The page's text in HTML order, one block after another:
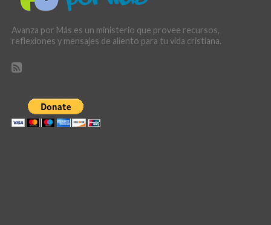
Avanza por Más es un ministerio que provee recursos,
reflexiones y mensajes de aliento para tu vida cristiana.